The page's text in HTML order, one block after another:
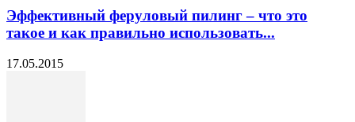
Эффективный феруловый пилинг – что это
такое и как правильно использовать...
17.05.2015